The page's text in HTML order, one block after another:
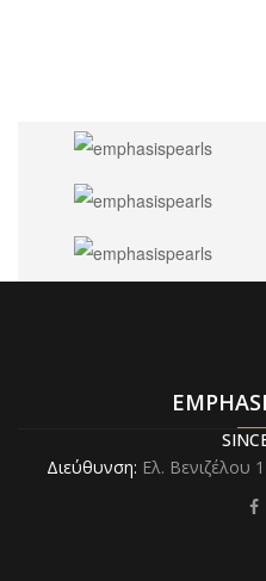
Διεύθυνση: Ελ. Βενιζέλου